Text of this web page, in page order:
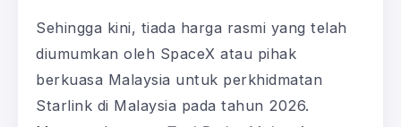
Sehingga kini, tiada harga rasmi yang telah
diumumkan oleh SpaceX atau pihak
berkuasa Malaysia untuk perkhidmatan
Starlink di Malaysia pada tahun 2026.